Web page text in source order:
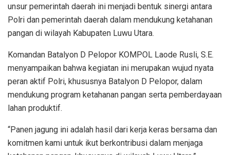
unsur pemerintah daerah ini menjadi bentuk sinergi antara
Polri dan pemerintah daerah dalam mendukung ketahanan
pangan di wilayah Kabupaten Luwu Utara.
Komandan Batalyon D Pelopor KOMPOL Laode Rusli, S.E.
menyampaikan bahwa kegiatan ini merupakan wujud nyata
peran aktif Polri, khususnya Batalyon D Pelopor, dalam
mendukung program ketahanan pangan serta pemberdayaan
lahan produktif.
“Panen jagung ini adalah hasil dari kerja keras bersama dan
komitmen kami untuk ikut berkontribusi dalam menjaga